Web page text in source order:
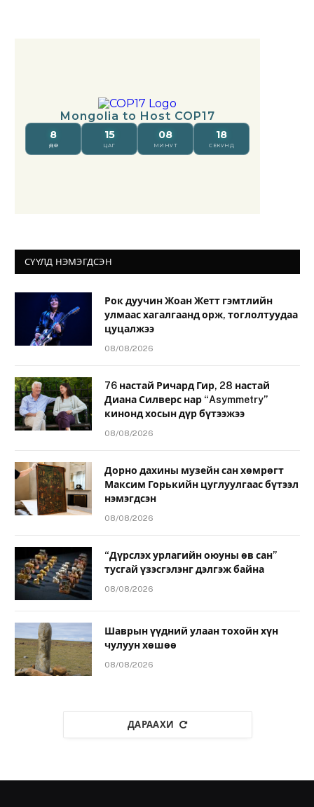
СҮҮЛД НЭМЭГДСЭН
Рок дуучин Жоан Жетт гэмтлийн
улмаас хагалгаанд орж, тоглолтуудаа
цуцалжээ
08/08/2026
76 настай Ричард Гир, 28 настай
Диана Силверс нар “Asymmetry”
кинонд хосын дүр бүтээжээ
08/08/2026
Дорно дахины музейн сан хөмрөгт
Максим Горькийн цуглуулгаас бүтээл
нэмэгдсэн
08/08/2026
“Дүрслэх урлагийн оюуны өв сан”
тусгай үзэсгэлэнг дэлгэж байна
08/08/2026
Шаврын үүдний улаан тохойн хүн
чулуун хөшөө
08/08/2026
ДАРААХИ